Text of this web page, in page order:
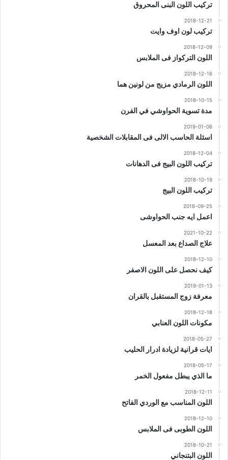
تركيب اللون البنى المحروق
2018-12-21
تركيب لون اوف وايت
2018-12-09
اللون التركواز فى الملابس
2018-12-16
اللون الرمادي مزيج من لونين هما
2018-10-15
مدة تسوية الحواوشي في الفرن
2019-01-06
اسئلة الحاسب الالى فى المقابلات الشخصية
2018-12-04
تركيب اللون البيج فى الدهانات
2018-10-19
تركيب اللون البيج
2018-09-25
اعمل ايه جنب الحواوشى
2021-10-22
علاج الصداع بعد المعسل
2018-12-10
كيف نحصل على اللون الاصفر
2019-01-13
معرفة زوج المستقبل بالقران
2018-12-18
مكونات اللون العنابي
2018-05-27
ايات قرانية لزيادة ادرار الحليب
2018-05-17
ما الذي يبطل مفعول الخمر
2018-12-11
اللون المناسب مع الوردي الفاتح
2018-12-10
اللون الطوبى فى الملابس
2018-10-21
اللون البتنجاني